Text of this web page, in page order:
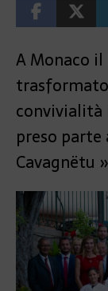
A Monaco
convivialità
preso
Cavagnëtu